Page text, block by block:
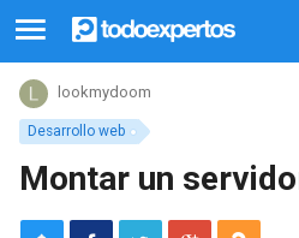
Desarrollo web
lookmydoom
Montar un